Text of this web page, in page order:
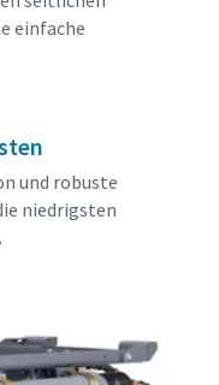
einfache
und robuste
niedrigsten